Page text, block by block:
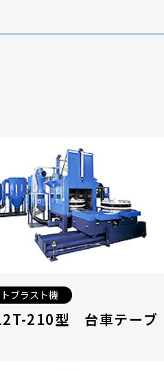
ブラスト機
210型 台車テーブ